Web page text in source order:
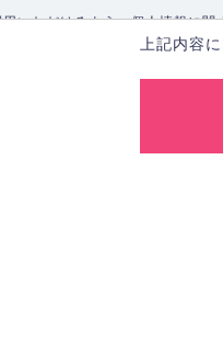
いただけるよう、個人情報に
や不正な方法を取ることなく、
づく要請があった場合を除き、
上記内容